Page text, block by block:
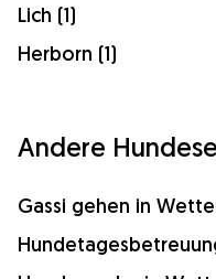
Lich (1)
Herborn (1)
Andere
Gassi gehen in